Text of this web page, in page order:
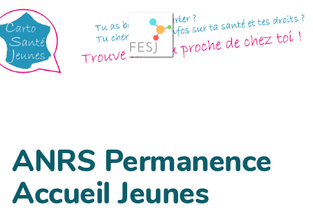
ANRS Permanence
Accueil Jeunes